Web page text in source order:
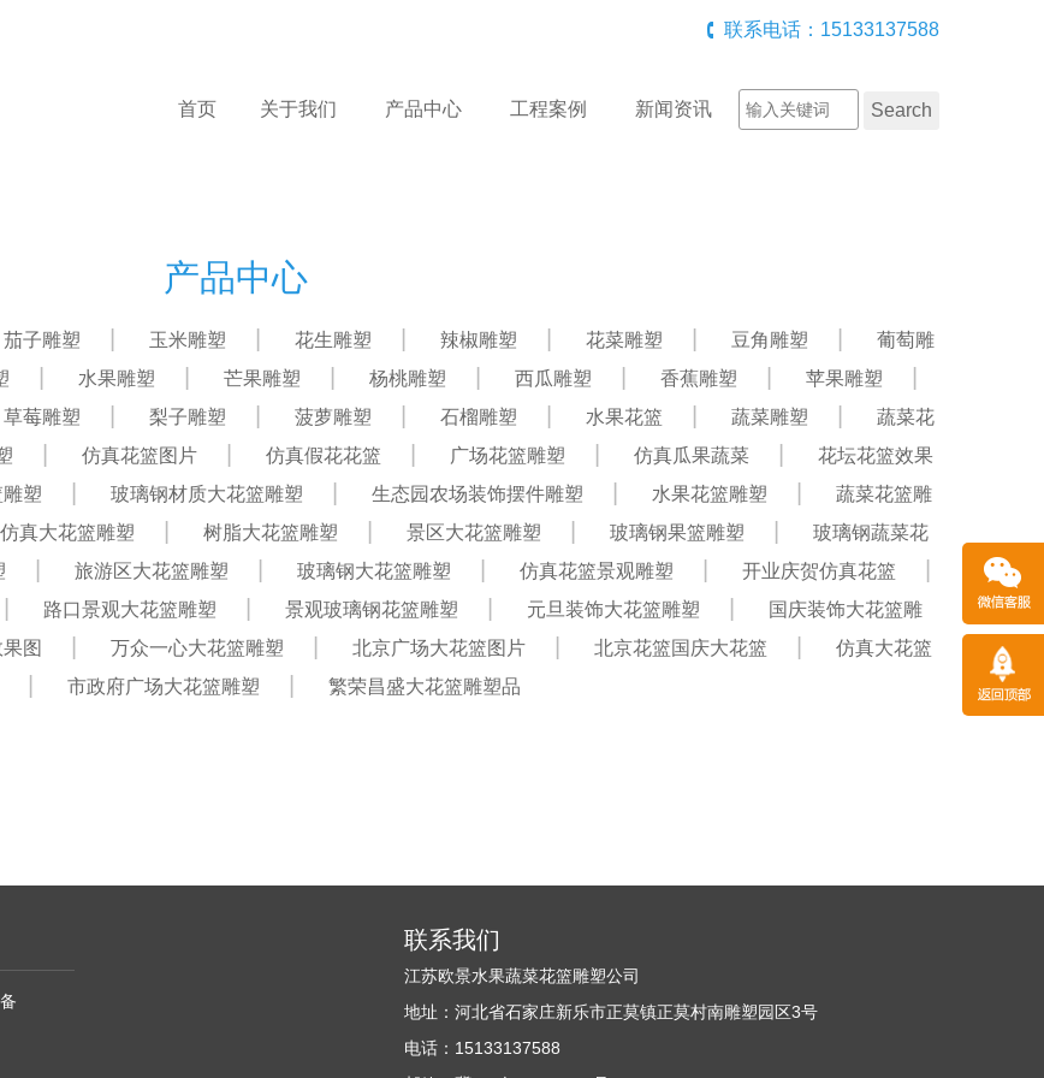
联系电话：15133137588
首页 关于我们 产品中心 工程案例 新闻资讯
产品中心
茄子雕塑 玉米雕塑 花生雕塑 辣椒雕塑 花菜雕塑 豆角雕塑
葡萄雕
水果雕塑 芒果雕塑 杨桃雕塑 西瓜雕塑 香蕉雕塑
苹果雕塑
草莓雕塑 梨子雕塑 菠萝雕塑 石榴雕塑 水果花篮 蔬菜雕塑
蔬菜花
仿真花篮图片 仿真假花花篮 广场花篮雕塑 仿真瓜果蔬菜
花坛花篮效果
塑 玻璃钢材质大花篮雕塑 生态园农场装饰摆件雕塑 水果花篮雕塑
蔬菜花篮雕
仿真大花篮雕塑 树脂大花篮雕塑 景区大花篮雕塑 玻璃钢果篮雕塑
玻璃钢蔬菜花
旅游区大花篮雕塑 玻璃钢大花篮雕塑 仿真花篮景观雕塑
开业庆贺仿真花篮
路口景观大花篮雕塑 景观玻璃钢花篮雕塑 元旦装饰大花篮雕塑
国庆装饰大花篮雕
图 万众一心大花篮雕塑 北京广场大花篮图片 北京花篮国庆大花篮
仿真大花篮
市政府广场大花篮雕塑 繁荣昌盛大花篮雕塑品
联系我们
江苏欧景水果蔬菜花篮雕塑公司
地址：河北省石家庄新乐市正莫镇正莫村南雕塑园区3号
电话：15133137588